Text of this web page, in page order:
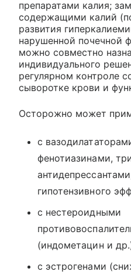
препаратами калия;
содержащими калий
развития
нарушенной почечной
можно совместно
индивидуального
регулярном контроле
сыворотке крови и
Осторожно может
с
фенотиазинами,
гипотензивного
с нестероидными
(индометацин и
с эстрогенами